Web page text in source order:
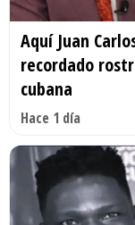
Aquí Juan
recordado
cubana
Hace 1 día